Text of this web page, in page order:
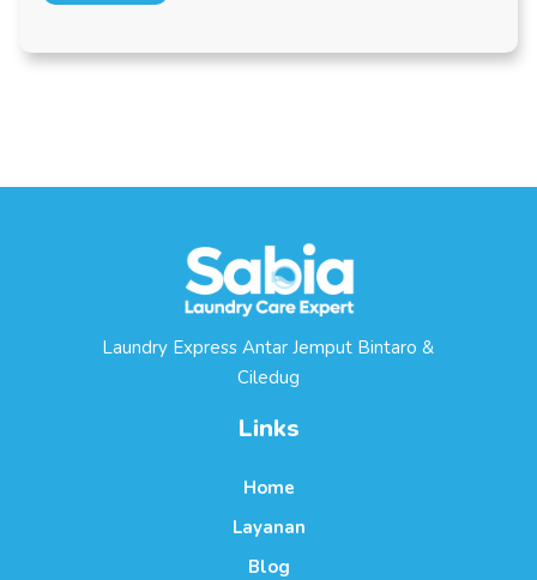
Laundry Express Antar Jemput Bintaro &
Ciledug
Links
Home
Layanan
Blog